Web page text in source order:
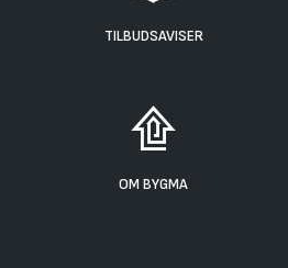
TILBUDSAVISER
OM BYGMA